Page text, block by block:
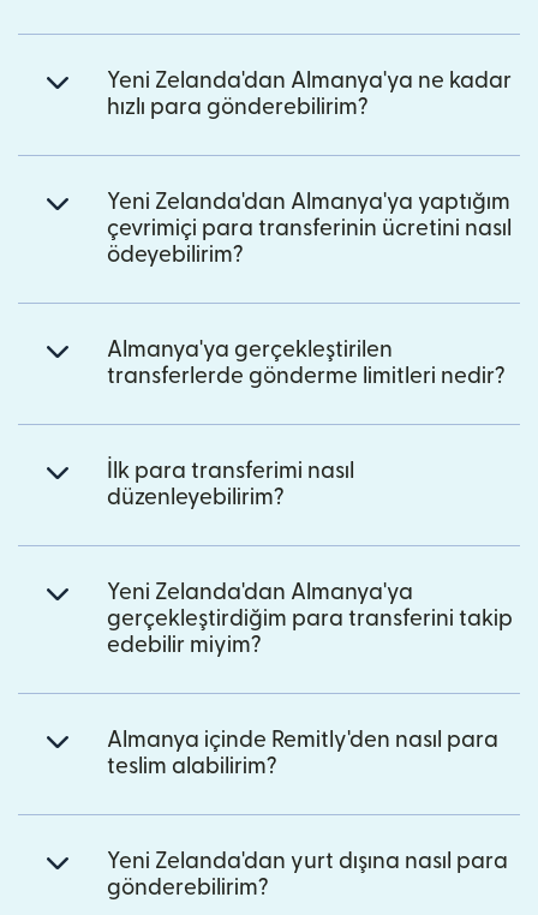
Yeni Zelanda'dan Almanya'ya ne kadar
hızlı para gönderebilirim?
Yeni Zelanda'dan Almanya'ya yaptığım
çevrimiçi para transferinin ücretini nasıl
ödeyebilirim?
Almanya'ya gerçekleştirilen
transferlerde gönderme limitleri nedir?
İlk para transferimi nasıl
düzenleyebilirim?
Yeni Zelanda'dan Almanya'ya
gerçekleştirdiğim para transferini takip
edebilir miyim?
Almanya içinde Remitly'den nasıl para
teslim alabilirim?
Yeni Zelanda'dan yurt dışına nasıl para
gönderebilirim?